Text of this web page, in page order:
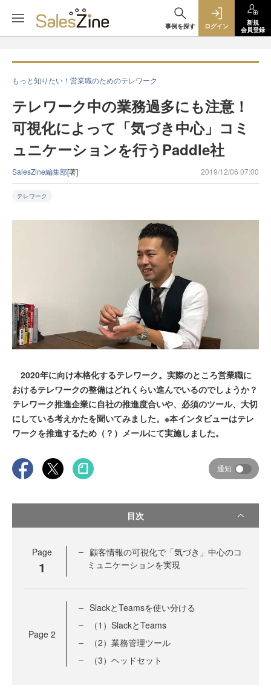
事例を探す ログイン
新規
会員登録
もっと知りたい！営業職のためのテレワーク
テレワーク中の業務過多にも注意！
可視化によって「気づき中心」コミ
ュニケーションを行うPaddle社
SalesZine編集部[著] 2019/12/06 07:00
テレワーク
2020年に向け本格化するテレワーク。実際のところ営業職に
おけるテレワークの整備はどれくらい進んでいるのでしょうか？
テレワーク推進企業に自社の推進度合いや、必須のツール、大切
にしている考えかたを聞いてみました。※本インタビューはテレ
ワークを推進するため（？）メールにて実施しました。
通知
目次
Page
1
顧客情報の可視化で「気づき」中心のコ
ミュニケーションを実現
Page 2
SlackとTeamsを使い分ける
（1）SlackとTeams
（2）業務管理ツール
（3）ヘッドセット